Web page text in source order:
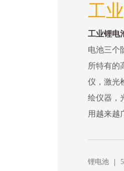
工
工业锂电
电池三个
所特有的
仪，激光
绘仪器，
用越来越
锂电池 |